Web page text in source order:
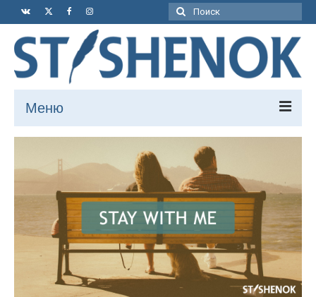
Поиск:
Меню
Статьи
Путешествия
Рассказы
Мысли
Футбол